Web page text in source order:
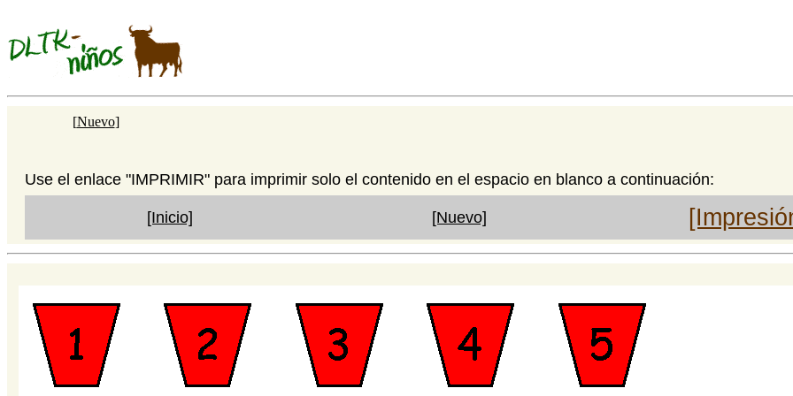
[Nuevo]
Use el enlace "IMPRIMIR" para imprimir solo el contenido en el espacio en blanco a continuación:
[Inicio] [Nuevo]